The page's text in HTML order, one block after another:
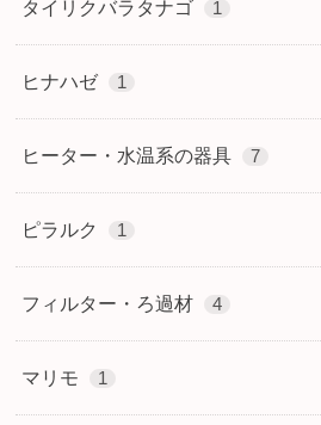
タイリクバラタナゴ 1
ヒナハゼ 1
ヒーター・水温系の器具 7
ピラルク 1
フィルター・ろ過材 4
マリモ 1